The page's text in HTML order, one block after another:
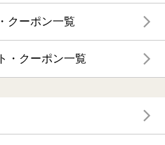
クーポン一覧
・クーポン一覧